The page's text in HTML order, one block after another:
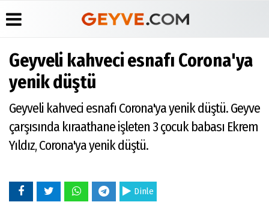
Üye Paneli
Haber
Arşivi
Haberleri
Anketler
Biyografiler
Galeri
Foto
Medyabar.com
Künye
İletişim
Geyveli kahveci esnafı Corona'ya
yenik düştü
Geyveli kahveci esnafı Corona'ya yenik düştü. Geyve
çarşısında kıraathane işleten 3 çocuk babası Ekrem
Yıldız, Corona'ya yenik düştü.
Dinle